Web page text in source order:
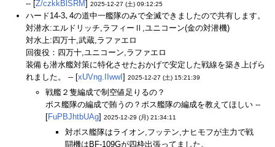
-- [Z/czkkBlSRM] 2025-12-27 (土) 09:12:25
ハード14-3､4の道中一艦隊のみで全滅できましたので共有します。
対潜水:エルドリッチ,ラフィーⅡ,ユニコーン(金の対潜機)
対水上:四万十,武蔵,ラファエロ
回復役：四万十,ユニコーン,ラファエロ
装備も潜水艦対策に特化させたおかげで安定した戦線を築き上げら
れました。 -- [xUVng.IIwwI ] 2025-12-27 (土) 15:21:39
戦艦２隻編成で制空値足りるの？
ボス艦隊の編成で賄うの？ボス艦隊の編成を教えてほしい --
[FuPBJhtbUAg] 2025-12-29 (月) 21:34:11
対ボス艦隊はライオン,フッテン,ナヒモフが主力で戦
闘機はBF-109Gが四枠出張ってました。